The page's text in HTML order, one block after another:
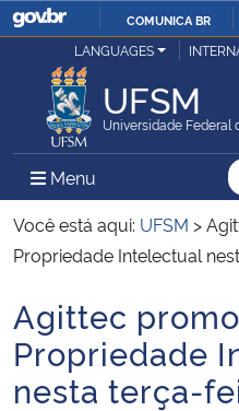
COMUNICA BR
Ministério da Justiça e Segurança
Ministério da Defesa
Ministério das Relações Exteriores
Ministério da Infraestrutura
Ministério da Agricultura, Pecuária e
LANGUAGES
UFSM
Universidade Federal
Menu Menu Principal
Você está aqui: UFSM >
Propriedade Intelectual
Início do conteúdo
Agittec
Propriedade
nesta terça-